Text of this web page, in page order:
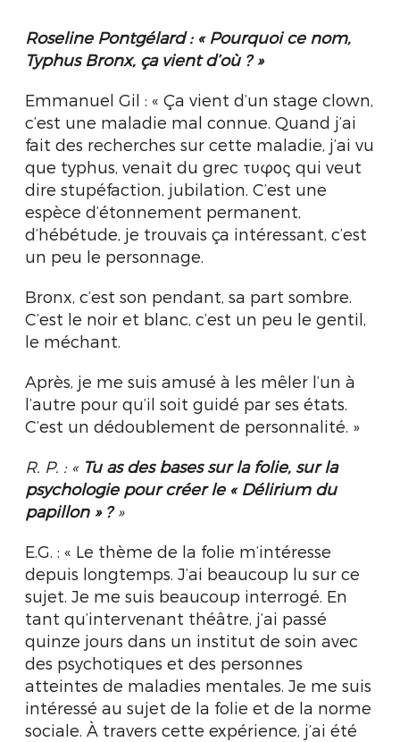
Roseline Pontgélard : « Pourquoi ce nom,
Typhus Bronx, ça vient d’où ? »
Emmanuel Gil : « Ça vient d’un stage clown,
c’est une maladie mal connue. Quand j’ai
fait des recherches sur cette maladie, j’ai vu
que typhus, venait du grec τυφος qui veut
dire stupéfaction, jubilation. C’est une
espèce d’étonnement permanent,
d’hébétude, je trouvais ça intéressant, c’est
un peu le personnage.
Bronx, c’est son pendant, sa part sombre.
C’est le noir et blanc, c’est un peu le gentil,
le méchant.
Après, je me suis amusé à les mêler l’un à
l’autre pour qu’il soit guidé par ses états.
C’est un dédoublement de personnalité. »
R. P. : « Tu as des bases sur la folie, sur la
psychologie pour créer le « Délirium du
papillon » ?»
E.G. : « Le thème de la folie m’intéresse
depuis longtemps. J’ai beaucoup lu sur ce
sujet. Je me suis beaucoup interrogé. En
tant qu’intervenant théâtre, j’ai passé
quinze jours dans un institut de soin avec
des psychotiques et des personnes
atteintes de maladies mentales. Je me suis
intéressé au sujet de la folie et de la norme
sociale. À travers cette expérience, j’ai été